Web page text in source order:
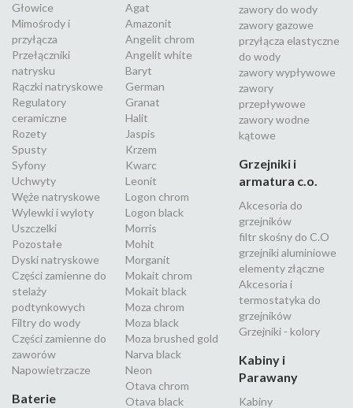
Głowice
Mimośrody i
przyłącza
Przełączniki
natrysku
Rączki natryskowe
Regulatory
ceramiczne
Rozety
Spusty
Syfony
Uchwyty
Węże natryskowe
Wylewki i wyloty
Uszczelki
Pozostałe
Dyski natryskowe
Części zamienne do
stelaży
podtynkowych
Filtry do wody
Części zamienne do
zaworów
Napowietrzacze
Baterie
Agat
Amazonit
Angelit chrom
Angelit white
Baryt
German
Granat
Halit
Jaspis
Krzem
Kwarc
Leonit
Logon chrom
Logon black
Morris
Mohit
Morganit
Mokait chrom
Mokait black
Moza chrom
Moza black
Moza brushed gold
Narva black
Neon
Otava chrom
Otava black
zawory do wody
zawory gazowe
przyłącza elastyczne
do wody
zawory wypływowe
zawory
przepływowe
zawory wodne
kątowe
Grzejniki i
armatura c.o.
Akcesoria do
grzejników
filtr skośny do C.O
grzejniki aluminiowe
elementy złączne
Akcesoria i
termostatyka do
grzejników
Grzejniki - kolory
Kabiny i
Parawany
Kabiny